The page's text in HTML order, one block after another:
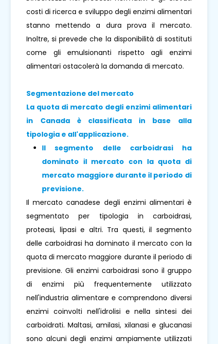
costi di ricerca e sviluppo degli enzimi alimentari
stanno mettendo a dura prova il mercato.
Inoltre, si prevede che la disponibilità di sostituti
come gli emulsionanti rispetto agli enzimi
alimentari ostacolerà la domanda di mercato.
Segmentazione del mercato
La quota di mercato degli enzimi alimentari
in Canada è classificata in base alla
tipologia e all'applicazione.
Il segmento delle carboidrasi ha
dominato il mercato con la quota di
mercato maggiore durante il periodo di
previsione.
Il mercato canadese degli enzimi alimentari è
segmentato per tipologia in carboidrasi,
proteasi, lipasi e altri. Tra questi, il segmento
delle carboidrasi ha dominato il mercato con la
quota di mercato maggiore durante il periodo di
previsione. Gli enzimi carboidrasi sono il gruppo
di enzimi più frequentemente utilizzato
nell'industria alimentare e comprendono diversi
enzimi coinvolti nell'idrolisi e nella sintesi dei
carboidrati. Maltasi, amilasi, xilanasi e glucanasi
sono alcuni degli enzimi ampiamente utilizzati